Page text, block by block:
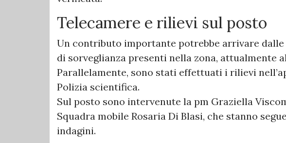
Telecamere e rilievi sul posto
Un contributo importante potrebbe arrivare
di sorveglianza presenti nella zona, attualmente
Parallelamente, sono stati effettuati i rilievi
Polizia scientifica.
Sul posto sono intervenute la pm Graziella
Squadra mobile Rosaria Di Blasi, che stanno
indagini.